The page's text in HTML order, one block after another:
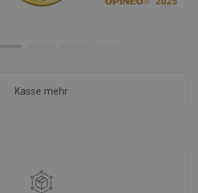
Kasse mehr